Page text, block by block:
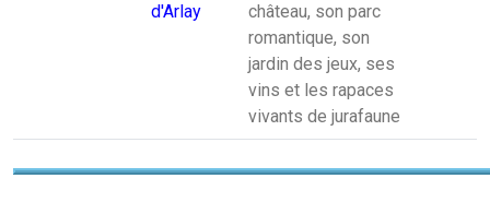
d'Arlay
château, son parc
romantique, son
jardin des jeux, ses
vins et les rapaces
vivants de jurafaune